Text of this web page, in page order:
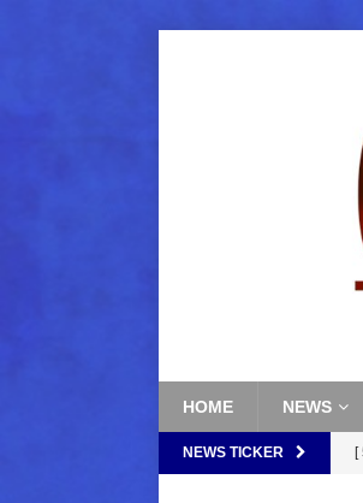
HOME NEWS
NEWS TICKER